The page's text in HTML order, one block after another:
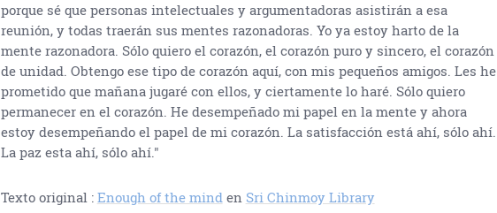
porque sé que personas intelectuales y argumentadoras asistirán a esa
reunión, y todas traerán sus mentes razonadoras. Yo ya estoy harto de la
mente razonadora. Sólo quiero el corazón, el corazón puro y sincero, el corazón
de unidad. Obtengo ese tipo de corazón aquí, con mis pequeños amigos. Les he
prometido que mañana jugaré con ellos, y ciertamente lo haré. Sólo quiero
permanecer en el corazón. He desempeñado mi papel en la mente y ahora
estoy desempeñando el papel de mi corazón. La satisfacción está ahí, sólo ahí.
La paz esta ahí, sólo ahí."
Texto original : Enough of the minden Sri Chinmoy Library